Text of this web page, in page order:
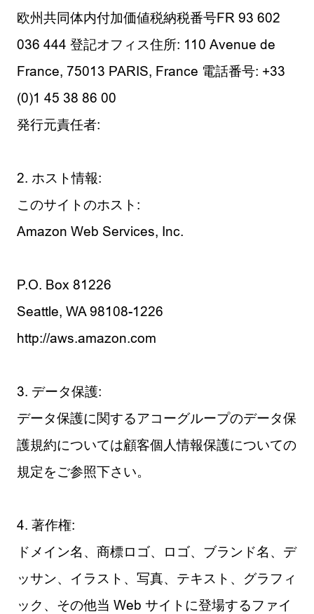
欧州共同体内付加価値税納税番号FR 93 602
036 444 登記オフィス住所: 110 Avenue de
France, 75013 PARIS, France 電話番号: +33
(0)1 45 38 86 00
発行元責任者:
2. ホスト情報:
このサイトのホスト:
Amazon Web Services, Inc.
P.O. Box 81226
Seattle, WA 98108-1226
http://aws.amazon.com
3. データ保護:
データ保護に関するアコーグループのデータ保
護規約については顧客個人情報保護についての
規定をご参照下さい。
4. 著作権:
ドメイン名、商標ロゴ、ロゴ、ブランド名、デ
ッサン、イラスト、写真、テキスト、グラフィ
ック、その他当 Web サイトに登場するファイ